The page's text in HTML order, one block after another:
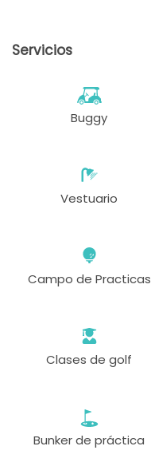
Servicios
Buggy
Vestuario
Campo de Practicas
Clases de golf
Bunker de práctica